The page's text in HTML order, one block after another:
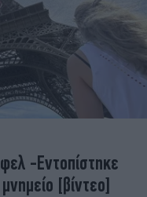
-Εντοπίστηκε
[βίντεο]